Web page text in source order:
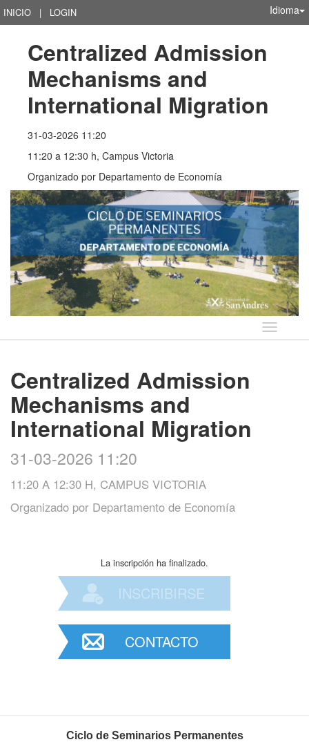
INICIO | LOGIN Idioma
Centralized Admission
Mechanisms and
International Migration
31-03-2026 11:20
11:20 a 12:30 h, Campus Victoria
Organizado por Departamento de Economía
Idioma
Centralized Admission
Mechanisms and
International Migration
31-03-2026 11:20
11:20 A 12:30 H, CAMPUS VICTORIA
Organizado por Departamento de Economía
La inscripción ha finalizado.
INSCRIBIRSE
CONTACTO
Ciclo de Seminarios Permanentes